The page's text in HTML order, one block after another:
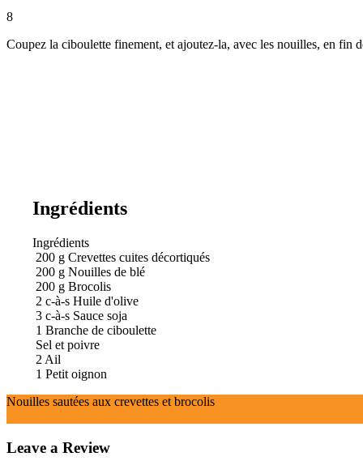
8
Coupez la ciboulette finement, et ajoutez-la, avec les nouilles, en fin
Ingrédients
Ingrédients
200 g Crevettes cuites décortiqués
200 g Nouilles de blé
200 g Brocolis
2 c-à-s Huile d'olive
3 c-à-s Sauce soja
1 Branche de ciboulette
Sel et poivre
2 Ail
1 Petit oignon
Nouilles sautées aux crevettes et brocolis
Leave a Review